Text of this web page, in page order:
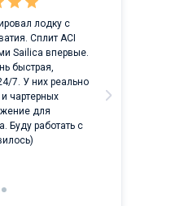
лодку с
Сплит ACI
Sailica впервые.
быстрая,
7. У них реально
чартерных
для
Буду работать с